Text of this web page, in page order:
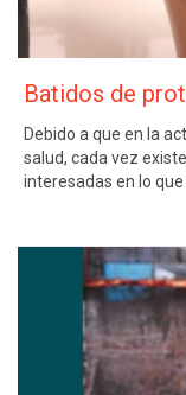
Batidos de
Debido a que en la
salud, cada vez
interesadas en lo que